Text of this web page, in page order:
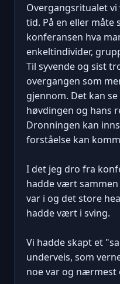
Overgangsritualet
tid. På en eller måte
konferansen hva
enkeltindivider,
Til syvende og sist
overgangen som
gjennom. Det kan
høvdingen og hans
Dronningen kan
forståelse kan
I det jeg dro fra
hadde vært sammen
var i og det store
hadde vært i sving.
Vi hadde skapt et
underveis, som
noe var og nærmest